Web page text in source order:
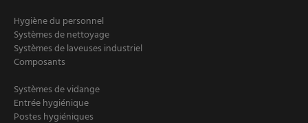
Hygiène du personnel
Systèmes de nettoyage
Systèmes de laveuses industriel
Composants
Systèmes de vidange
Entrée hygiénique
Postes hygiéniques